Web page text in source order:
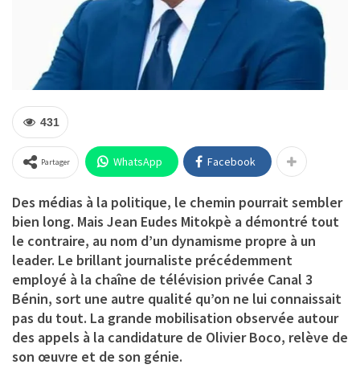
431
Partager WhatsApp Facebook
Des médias à la politique, le chemin pourrait sembler
bien long. Mais Jean Eudes Mitokpè a démontré tout
le contraire, au nom d’un dynamisme propre à un
leader. Le brillant journaliste précédemment
employé à la chaîne de télévision privée Canal 3
Bénin, sort une autre qualité qu’on ne lui connaissait
pas du tout. La grande mobilisation observée autour
des appels à la candidature de Olivier Boco, relève de
son œuvre et de son génie.